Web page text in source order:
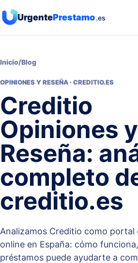
UrgentePrestamo.es
Inicio/Blog
OPINIONES Y RESEÑA · CREDITIO.ES
Creditio
Opiniones y
Reseña:
completo
creditio.es
Analizamos Creditio como portal
online en España: cómo
préstamos puede ayudarte a